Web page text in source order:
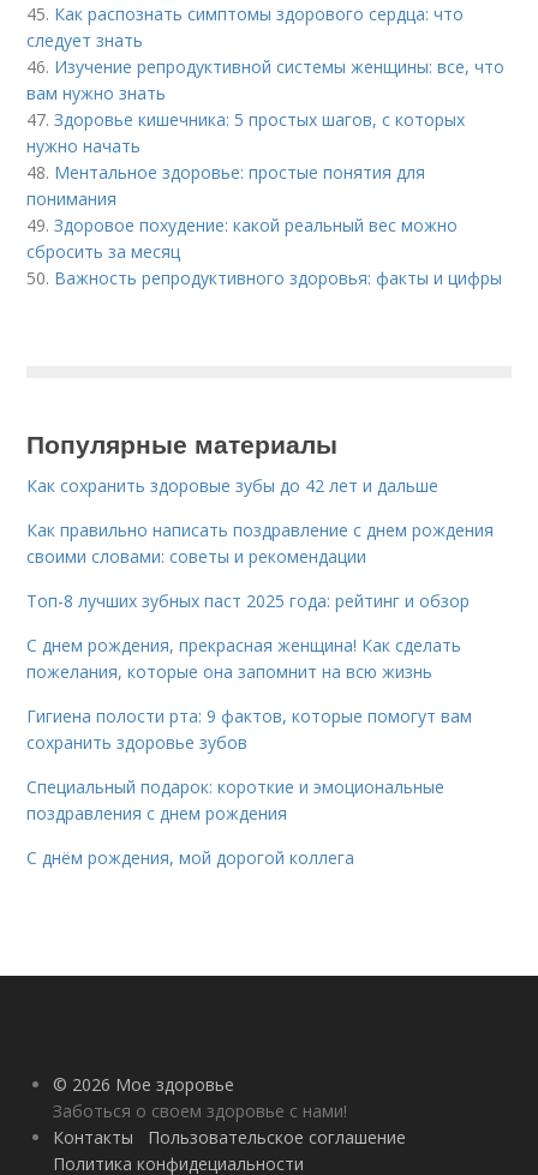
45. Как распознать симптомы здорового сердца: что
следует знать
46. Изучение репродуктивной системы женщины: все, что
вам нужно знать
47.Здоровье кишечника: 5 простых шагов, с которых
нужно начать
48. Ментальное здоровье: простые понятия для
понимания
49.Здоровое похудение: какой реальный вес можно
сбросить за месяц
50. Важность репродуктивного здоровья: факты и цифры
Популярные материалы
Как сохранить здоровые зубы до 42 лет и дальше
Как правильно написать поздравление с днем рождения
своими словами: советы и рекомендации
Топ-8 лучших зубных паст 2025 года: рейтинг и обзор
С днем рождения, прекрасная женщина! Как сделать
пожелания, которые она запомнит на всю жизнь
Гигиена полости рта: 9 фактов, которые помогут вам
сохранить здоровье зубов
Специальный подарок: короткие и эмоциональные
поздравления с днем рождения
С днём рождения, мой дорогой коллега
© 2026 Мое здоровье
Заботься о своем здоровье с нами!
Контакты
Пользовательское соглашение
Политика конфидециальности